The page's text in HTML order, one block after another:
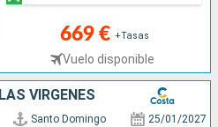
669 € +Tasas
Vuelo disponible
VÍRGENES
Santo Domingo 25/01/2027